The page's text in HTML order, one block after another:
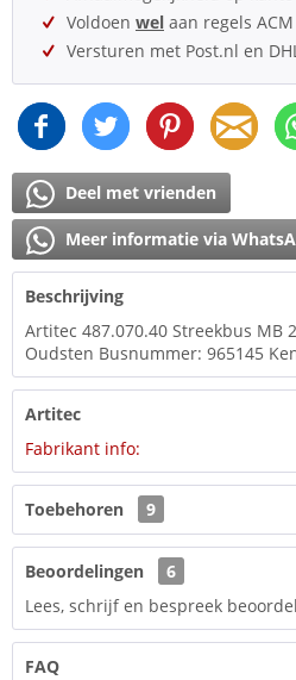
Voldoen wel aan regels ACM
Versturen met Post.nl en
Deel met vrienden
Meer informatie via
Beschrijving
Artitec 487.070.40 Streekbus MB
Oudsten Busnummer: 965145
Artitec
Fabrikant info:
Toebehoren 9
Beoordelingen
6
Lees, schrijf en bespreek
FAQ